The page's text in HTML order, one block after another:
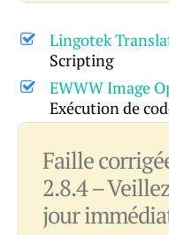
Lingotek
Scripting
EWWW Image
Exécution de
Faille
2.8.4 –
jour